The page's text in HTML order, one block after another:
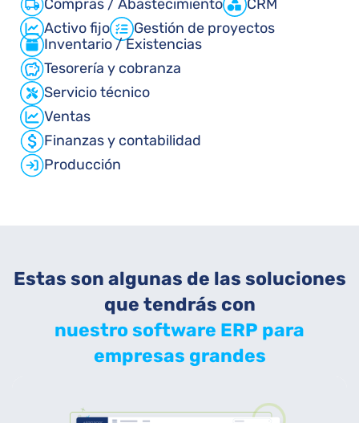
Compras / Abastecimiento
CRM
Activo fijo
Gestión de proyectos
Inventario / Existencias
Tesorería y cobranza
Servicio técnico
Ventas
Finanzas y contabilidad
Producción
Estas son algunas de las soluciones
que tendrás con
nuestro software ERP para
empresas grandes